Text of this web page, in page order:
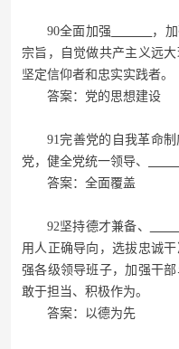
90全面加强
，
宗旨，自觉做共产主义远
坚定信仰者和忠实实践者。
答案：党的思想建设
91完善党的自我革命制
党，健全党统一领导、
答案：全面覆盖
92坚持德才兼备、
用人正确导向，选拔忠诚
强各级领导班子，加强干
敢于担当、积极作为。
答案：以德为先